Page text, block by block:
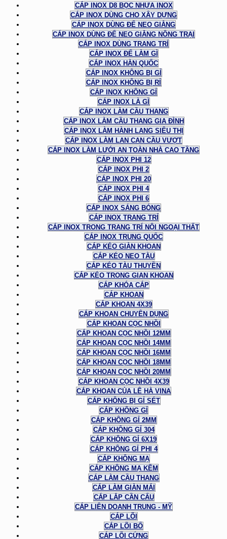
CÁP INOX D8 BỌC NHỰA INOX
CÁP INOX DÙNG CHO XÂY DỰNG
CÁP INOX DÙNG ĐỂ NEO GIẰNG
CÁP INOX DÙNG ĐỂ NEO GIẰNG NÔNG TRẠI
CÁP INOX DÙNG TRANG TRÍ
CÁP INOX ĐỂ LÀM GÌ
CÁP INOX HÀN QUỐC
CÁP INOX KHÔNG BỊ GỈ
CÁP INOX KHÔNG BỊ RỈ
CÁP INOX KHÔNG GỈ
CÁP INOX LÀ GÌ
CÁP INOX LÀM CẦU THANG
CÁP INOX LÀM CẦU THANG GIA ĐÌNH
CÁP INOX LÀM HÀNH LANG SIÊU THỊ
CÁP INOX LÀM LAN CAN CẦU VƯỢT
CÁP INOX LÀM LƯỚI AN TOÀN NHÀ CAO TẦNG
CÁP INOX PHI 12
CÁP INOX PHI 2
CÁP INOX PHI 20
CÁP INOX PHI 4
CÁP INOX PHI 6
CÁP INOX SÁNG BÓNG
CÁP INOX TRANG TRÍ
CÁP INOX TRONG TRANG TRÍ NỘI NGOẠI THẤT
CÁP INOX TRUNG QUỐC
CÁP KÉO GIÀN KHOAN
CÁP KÉO NEO TÀU
CÁP KÉO TÀU THUYỀN
CÁP KÉO TRONG GIAN KHOAN
CÁP KHÓA CÁP
CÁP KHOAN
CÁP KHOAN 4X39
CÁP KHOAN CHUYÊN DỤNG
CÁP KHOAN CỌC NHỒI
CÁP KHOAN CỌC NHỒI 12MM
CÁP KHOAN CỌC NHỒI 14MM
CÁP KHOAN CỌC NHỒI 16MM
CÁP KHOAN CỌC NHỒI 18MM
CÁP KHOAN CỌC NHỒI 20MM
CÁP KHOAN CỌC NHỒI 4X39
CÁP KHOAN CỦA LÊ HÀ VINA
CÁP KHÔNG BỊ GỈ SÉT
CÁP KHÔNG GỈ
CÁP KHÔNG GỈ 2MM
CÁP KHÔNG GỈ 304
CÁP KHÔNG GỈ 6X19
CÁP KHÔNG GỈ PHI 4
CÁP KHÔNG MẠ
CÁP KHÔNG MẠ KẼM
CÁP LÀM CẦU THANG
CÁP LÀM GIÀN MÁI
CÁP LẮP CẦN CẨU
CÁP LIÊN DOANH TRUNG - MỸ
CÁP LÕI
CÁP LÕI BỐ
CÁP LÕI CỨNG